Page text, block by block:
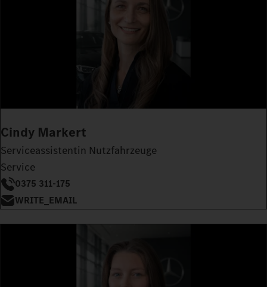
Cindy Markert
Serviceassistentin Nutzfahrzeuge
Service
0375 311-175
WRITE_EMAIL